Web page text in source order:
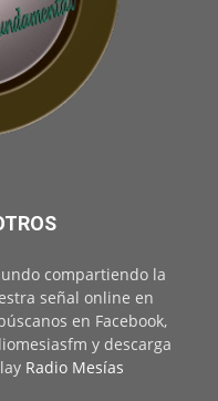
compartiendo la
señal online en
en Facebook,
y descarga
Radio Mesías